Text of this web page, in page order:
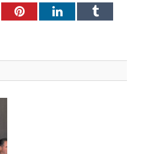
PinterestLinkedInTumblr